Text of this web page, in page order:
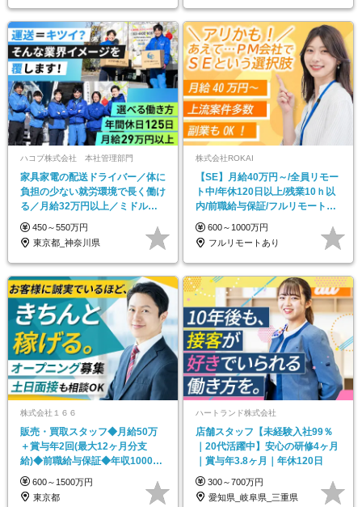
ハコブ株式会社 本社管理部門
家具家電の配送ドライバー／体に
負担の少ない就労環境で長く働け
る／月給32万円以上／ミドル・
シニア層も大歓迎
450～550万円
東京都_神奈川県
株式会社ROKAI
【SE】月給40万円～/全員リモー
ト中/年休120日以上/残業10ｈ以
内/前職給与保証/フルリモート案
件あり
600～1000万円
フルリモートあり
株式会社１６６
販売・買取スタッフ◆月給50万
＋賞与年2回(最大12ヶ月分支
給)◆前職給与保証◆年収1000万
可◆オープニング
600～1500万円
東京都
ハートランド株式会社
店舗スタッフ【未経験入社99％
｜20代活躍中】安心の研修4ヶ月
｜賞与年3.8ヶ月｜年休120日
300～700万円
愛知県_岐阜県_三重県